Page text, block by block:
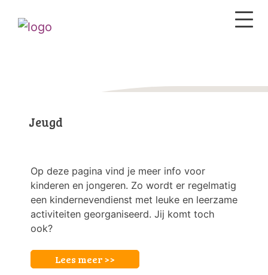
Jeugd
Op deze pagina vind je meer info voor
kinderen en jongeren. Zo wordt er regelmatig
een kindernevendienst met leuke en leerzame
activiteiten georganiseerd. Jij komt toch
ook?
Lees meer >>